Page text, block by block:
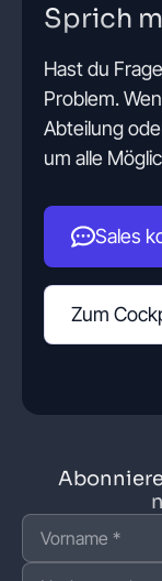
Sprich
Hast du
Problem.
Abteilung
um alle
Sales
Zum